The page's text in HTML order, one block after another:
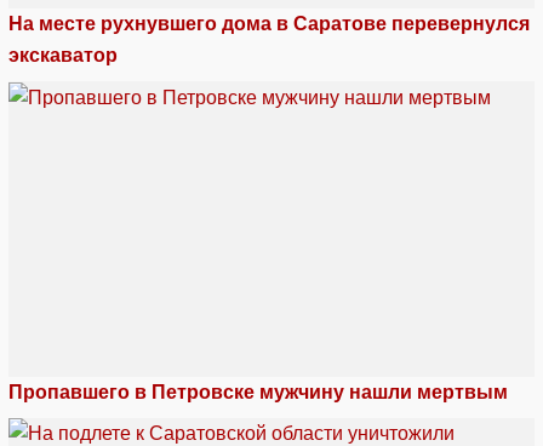
На месте рухнувшего дома в Саратове перевернулся
экскаватор
Пропавшего в Петровске мужчину нашли мертвым